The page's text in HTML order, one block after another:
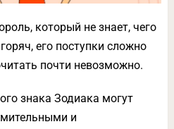
который не знает, чего
его поступки сложно
почти невозможно.
знака Зодиака могут
и